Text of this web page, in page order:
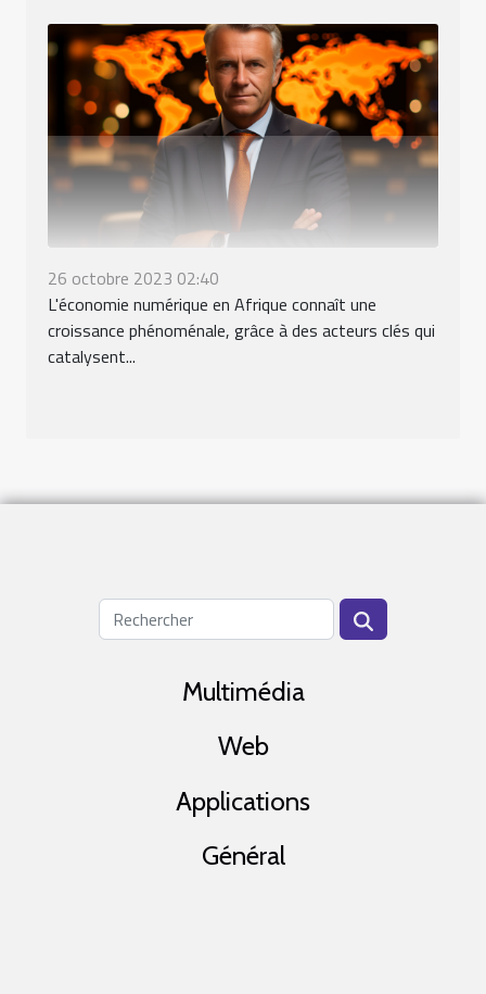
26 octobre 2023 02:40
L'économie numérique en Afrique connaît une
croissance phénoménale, grâce à des acteurs clés qui
catalysent...
Multimédia
Web
Applications
Général